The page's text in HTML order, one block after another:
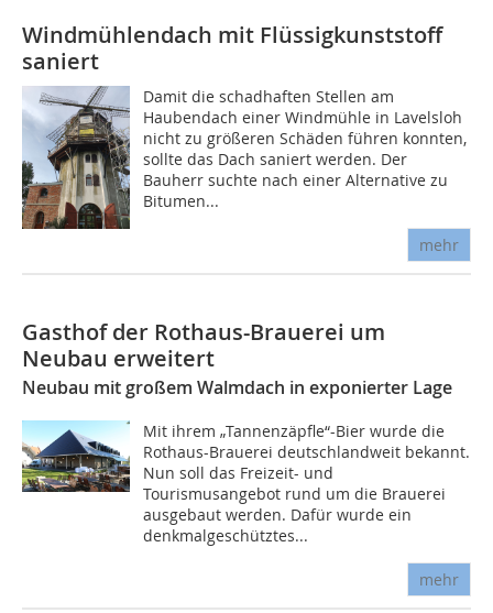
Windmühlendach mit Flüssigkunststoff
saniert
Damit die schadhaften Stellen am
Haubendach einer Windmühle in Lavelsloh
nicht zu größeren Schäden führen konnten,
sollte das Dach saniert werden. Der
Bauherr suchte nach einer Alternative zu
Bitumen...
mehr
Gasthof der Rothaus-Brauerei um
Neubau erweitert
Neubau mit großem Walmdach in exponierter Lage
Mit ihrem „Tannenzäpfle“-Bier wurde die
Rothaus-Brauerei deutschlandweit bekannt.
Nun soll das Freizeit- und
Tourismusangebot rund um die Brauerei
ausgebaut werden. Dafür wurde ein
denkmalgeschütztes...
mehr